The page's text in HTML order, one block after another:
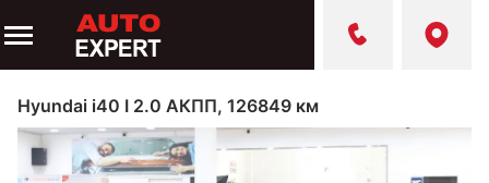
Hyundai i40 I 2.0 АКПП, 126849 км